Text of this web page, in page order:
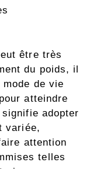
être très
du poids, il
de vie
atteindre
adopter
variée,
attention
telles